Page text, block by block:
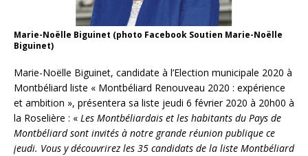
Marie-Noëlle Biguinet (photo Facebook Soutien Marie-Noëlle
Biguinet)
Marie-Noëlle Biguinet, candidate à l’Election municipale 2020 à
Montbéliard liste « Montbéliard Renouveau 2020 : expérience
et ambition », présentera sa liste jeudi 6 février 2020 à 20h00 à
la Roselière : « Les Montbéliardais et les habitants du Pays de
Montbéliard sont invités à notre grande réunion publique ce
jeudi. Vous y découvrirez les 35 candidats de la liste Montbéliard